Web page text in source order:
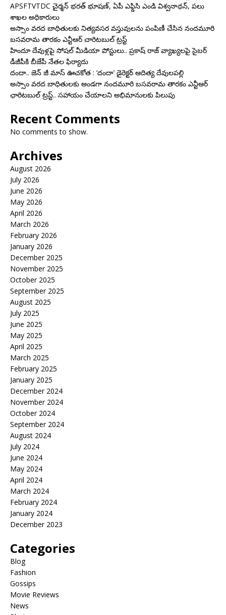
APSFTVTDC చైర్మన్ భరత్ భూషణ్, ఏపీ ఎఫ్డిసి ఎండి విశ్వనాథన్, పలు
శాఖల అధికారులు
అస్సాం వరద బాధితులకు నిత్యవసర వస్తువులను పంపిణీ చేసిన నందమూరి
బసవరామ తారకం ఎన్టీఆర్ చారిటబుల్ ట్రస్ట్
హిందూ దేవుళ్లపై సోషల్ మీడియా పోస్టులు.. ప్రకాష్ రాజ్ వ్యాఖ్యలపై సైబర్
డీజీపీకి బీజేపీ నేతల ఫిర్యాదు
దందా.. జెన్ జీ మాస్ ఊచకోత : ‘దందా’ డైరెక్ట‌ర్ ఆదిత్య దేవులపల్లి
అస్సాం వరద బాధితులకు అండగా నందమూరి బసవరామ తారకం ఎన్టీఆర్
ఛారిటబుల్ ట్రస్ట్.. సహాయం చేయాలని అభిమానులకు పిలుపు
Recent Comments
No comments to show.
Archives
August 2026
July 2026
June 2026
May 2026
April 2026
March 2026
February 2026
January 2026
December 2025
November 2025
October 2025
September 2025
August 2025
July 2025
June 2025
May 2025
April 2025
March 2025
February 2025
January 2025
December 2024
November 2024
October 2024
September 2024
August 2024
July 2024
June 2024
May 2024
April 2024
March 2024
February 2024
January 2024
December 2023
Categories
Blog
Fashion
Gossips
Movie Reviews
News